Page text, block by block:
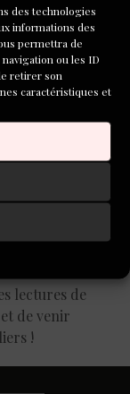
des technologies
informations des
permettra de
ou les ID
retirer son
caractéristiques et
lectures de
de venir
!